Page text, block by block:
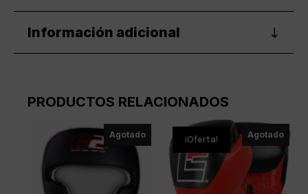
Información adicional
PRODUCTOS RELACIONADOS
Agotado ¡Oferta! Agotado